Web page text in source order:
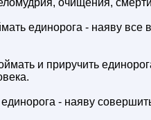
очищения,
единорога - наяву
и приручить
- наяву